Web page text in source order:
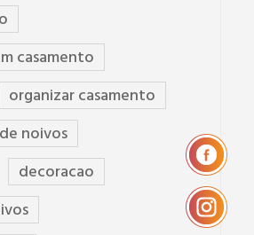
casamento
organizar casamento
noivos
decoracao